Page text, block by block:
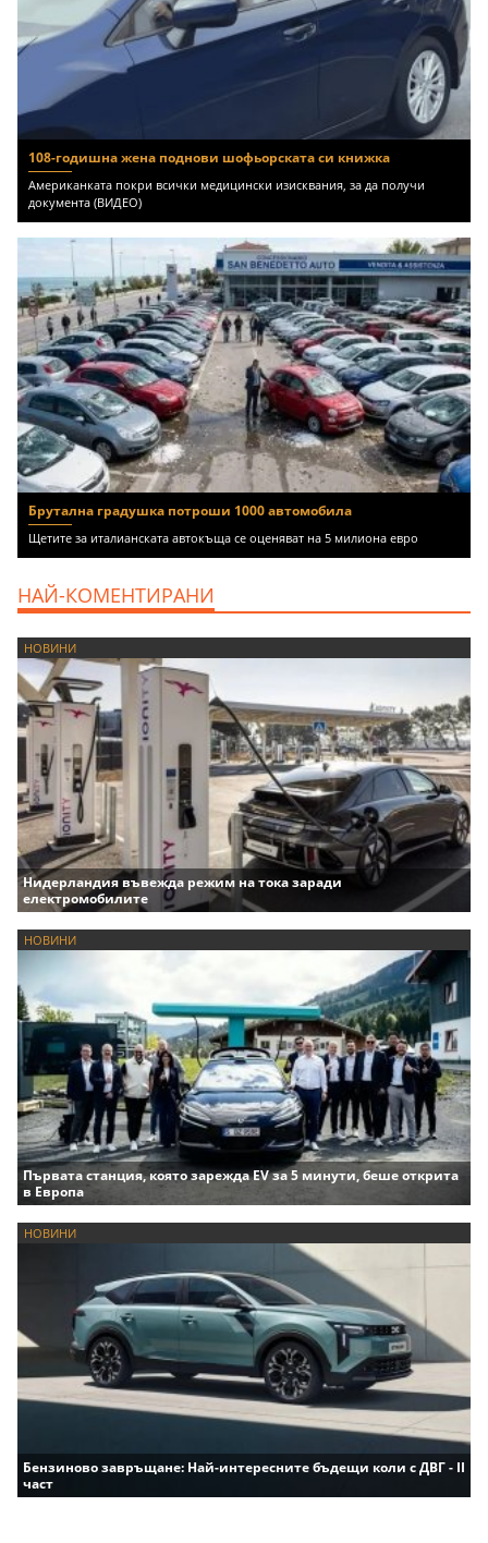
108-годишна жена поднови шофьорската си книжка
Американката покри всички медицински изисквания, за да получи
документа (ВИДЕО)
Брутална градушка потроши 1000 автомобила
Щетите за италианската автокъща се оценяват на 5 милиона евро
НАЙ-КОМЕНТИРАНИ
НОВИНИ
Нидерландия въвежда режим на тока заради
електромобилите
НОВИНИ
Първата станция, която зарежда EV за 5 минути, беше открита
в Европа
НОВИНИ
Бензиново завръщане: Най-интересните бъдещи коли с ДВГ - II
част